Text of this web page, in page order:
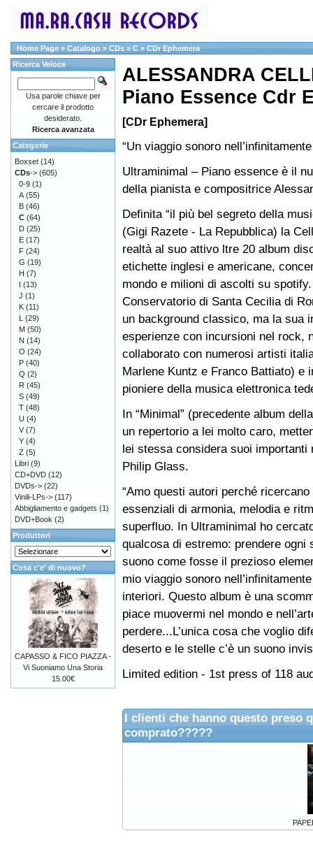
Home Page » Catalogo » CDs » C » CDr Ephemera
ALESSANDRA
Piano Essence Cdr
[CDr Ephemera]
“Un viaggio sonoro
Ultraminimal – Piano essence è il
della pianista e compositrice
Definita “il più bel segreto della
(Gigi Razete - La Repubblica) la
realtà al suo attivo ltre 20 album
etichette inglesi e americane,
mondo e milioni di ascolti su
Conservatorio di Santa Cecilia di
un background classico, ma la sua
esperienze con incursioni nel rock,
collaborato con numerosi artisti
Marlene Kuntz e Franco Battiato) e
pioniere della musica elettronica
In “Minimal” (precedente album
un repertorio a lei molto caro,
lei stessa considera suoi
Philip Glass.
“Amo questi autori perché
essenziali di armonia, melodia e
superfluo. In Ultraminimal ho
qualcosa di estremo: prendere ogni
suono come fosse il prezioso
mio viaggio sonoro
interiori. Questo album è una
piace muovermi nel mondo e
perdere...L’unica cosa che voglio
deserto e le stelle c’è un suono
Limited edition - 1st press of 118
I clienti che hanno questo preso
comprato?????
Ricerca Veloce
Usa parole chiave per
cercare il prodotto
desiderato.
Ricerca avanzata
Categorie
Boxset (14)
CDs-> (605)
0-9 (1)
A (55)
B (46)
C (64)
D (25)
E (17)
F (24)
G (19)
H (7)
I (13)
J (1)
K (11)
L (29)
M (50)
N (14)
O (24)
P (40)
Q (2)
R (45)
S (49)
T (48)
U (4)
V (7)
Y (4)
Z (5)
Libri (9)
CD+DVD (12)
DVDs-> (22)
Vinili-LPs-> (117)
Abbigliamento e gadgets (1)
DVD+Book (2)
Produttori
Cosa c'e' di nuovo?
CAPASSO & FICO PIAZZA -
Vi Suoniamo Una Storia
15.00€